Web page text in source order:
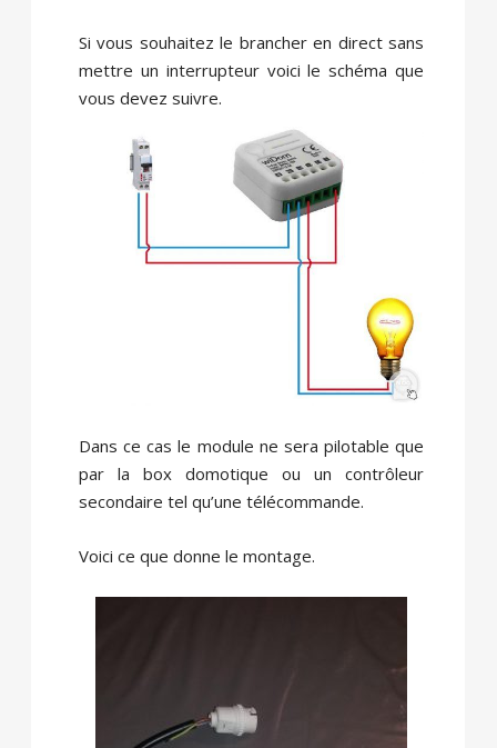
Si vous souhaitez le brancher en direct sans
mettre un interrupteur voici le schéma que
vous devez suivre.
Dans ce cas le module ne sera pilotable que
par la box domotique ou un contrôleur
secondaire tel qu’une télécommande.
Voici ce que donne le montage.